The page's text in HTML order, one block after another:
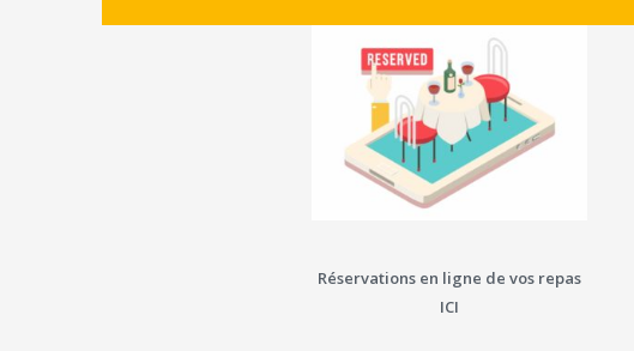
Réservations en ligne de vos repas
ICI